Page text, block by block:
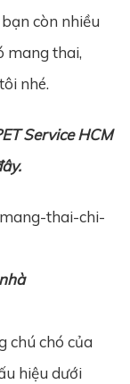
còn nhiều
mang thai,
nhé.
Service HCM
chú chó của
hiệu dưới